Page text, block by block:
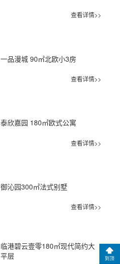
查看详情>>
一品漫城 90㎡北欧小3房
查看详情>>
泰欣嘉园 180㎡欧式公寓
查看详情>>
御沁园300㎡法式别墅
查看详情>>
临港碧云壹零180㎡现代简约大
平层
到顶